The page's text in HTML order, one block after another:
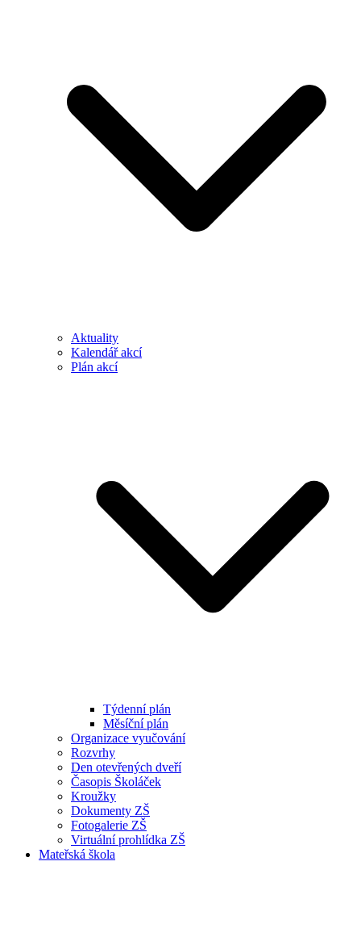
Aktuality
Kalendář akcí
Plán akcí
Týdenní plán
Měsíční plán
Organizace vyučování
Rozvrhy
Den otevřených dveří
Časopis Školáček
Kroužky
Dokumenty ZŠ
Fotogalerie ZŠ
Virtuální prohlídka ZŠ
Mateřská škola